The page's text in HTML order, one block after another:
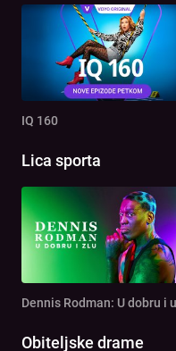
IQ 160
Lica sporta
Obiteljske drame